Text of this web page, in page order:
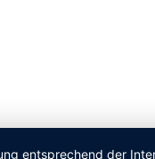
entsprechend der